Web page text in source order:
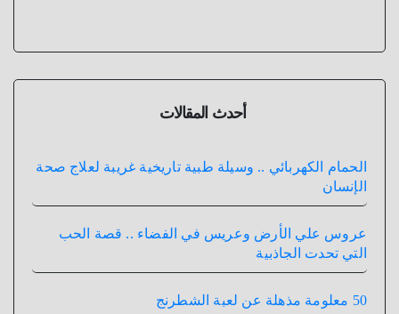
أحدث المقالات
الحمام الكهربائي .. وسيلة طبية تاريخية غريبة لعلاج صحة
الإنسان
عروس علي الأرض وعريس في الفضاء .. قصة الحب
التي تحدت الجاذبية
50 معلومة مذهلة عن لعبة الشطرنج